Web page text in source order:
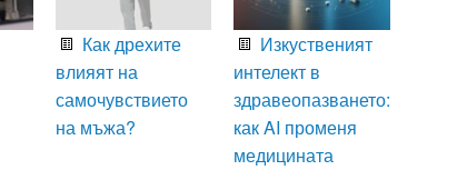
Как дрехите
влияят на
самочувствието
на мъжа?
Изкуственият
интелект в
здравеопазването:
как AI променя
медицината